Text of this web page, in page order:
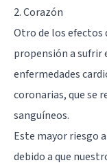
2. Corazón
Otro de los efectos
propensión a sufrir
enfermedades
coronarias, que se
sanguíneos.
Este mayor riesgo
debido a que